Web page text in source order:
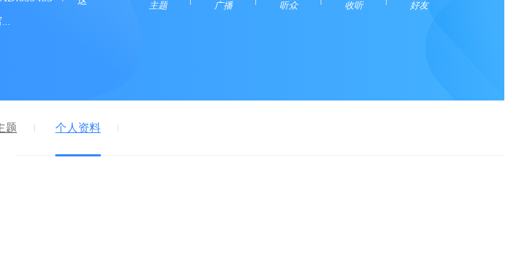
主题 广播 听众 收听 好友
题 个人资料